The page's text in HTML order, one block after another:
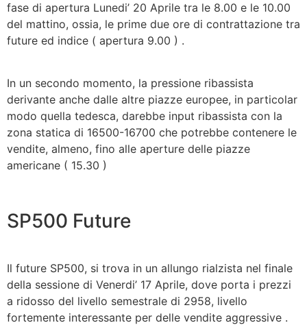
fase di apertura Lunedi’ 20 Aprile tra le 8.00 e le 10.00
del mattino, ossia, le prime due ore di contrattazione tra
future ed indice ( apertura 9.00 ) .
In un secondo momento, la pressione ribassista
derivante anche dalle altre piazze europee, in particolar
modo quella tedesca, darebbe input ribassista con la
zona statica di 16500-16700 che potrebbe contenere le
vendite, almeno, fino alle aperture delle piazze
americane ( 15.30 )
SP500 Future
Il future SP500, si trova in un allungo rialzista nel finale
della sessione di Venerdi’ 17 Aprile, dove porta i prezzi
a ridosso del livello semestrale di 2958, livello
fortemente interessante per delle vendite aggressive .